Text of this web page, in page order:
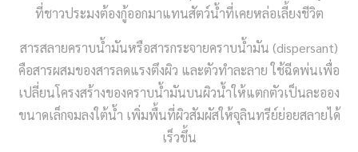
ที่ชาวประมงต้องกู้ออกมาแทนสัตว์น้ำที่เคยหล่อเลี้ยงชีวิต
สารสลายคราบน้ำมันหรือสารกระจายคราบน้ำมัน (dispersant)
คือสารผสมของสารลดแรงตึงผิว และตัวทำละลาย ใช้ฉีดพ่นเพื่อ
เปลี่ยนโครงสร้างของคราบน้ำมันบนผิวน้ำให้แตกตัวเป็นละออง
ขนาดเล็กจมลงใต้น้ำ เพิ่มพื้นที่ผิวสัมผัสให้จุลินทรีย์ย่อยสลายได้
เร็วขึ้น